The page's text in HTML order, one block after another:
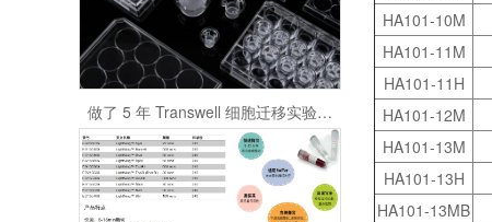
HA101-10M
HA101-11M
HA101-11H
HA101-12M
HA101-13M
HA101-13H
HA101-13MB
做了 5 年 Transwell 细胞迁移实验，从踩坑到稳出数据，这份详细操作和避坑指南请收好